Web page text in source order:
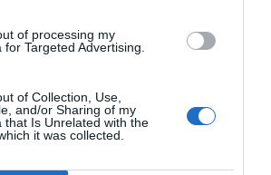
of processing my
Targeted Advertising.
of Collection, Use,
and/or Sharing of my
that Is Unrelated with the
it was collected.
nicho a fenómeno con 800